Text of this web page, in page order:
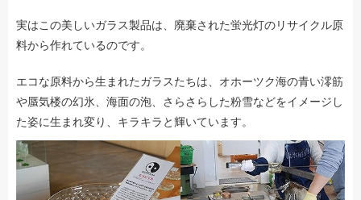
実はこの美しいガラス製品は、廃棄された蛍光灯のリサイクル原
料から作れているのです。
エコな原料から生まれたガラスたちは、オホーツク海の青い澪筋
や蜃気楼の幻氷、海面の泡、さらさらした粉雪などをイメージし
た姿に生まれ変り、キラキラと輝いています。